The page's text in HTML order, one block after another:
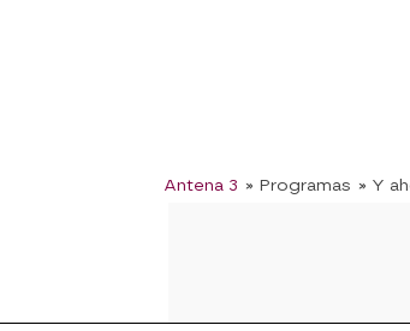
Antena 3 » Programas » Y